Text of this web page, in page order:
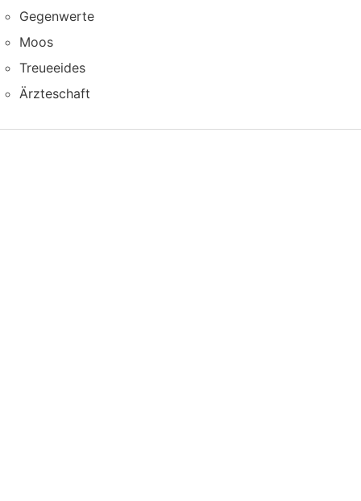
Gegenwerte
Moos
Treueeides
Ärzteschaft